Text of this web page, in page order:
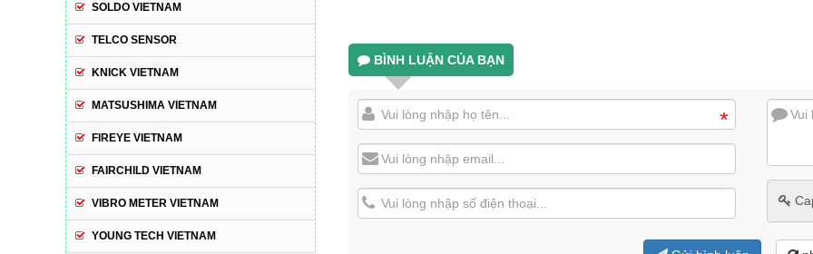
BÌNH LUẬN CỦA BẠN
*
SOLDO VIETNAM
TELCO SENSOR
KNICK VIETNAM
MATSUSHIMA VIETNAM
FIREYE VIETNAM
FAIRCHILD VIETNAM
VIBRO METER VIETNAM
YOUNG TECH VIETNAM